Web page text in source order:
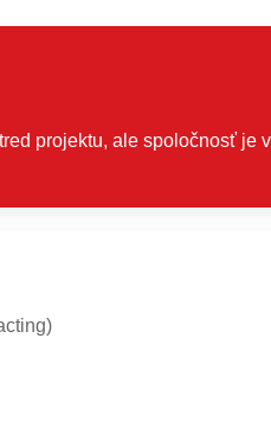
projektu, ale spoločnosť je